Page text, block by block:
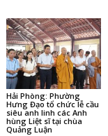
Hải Phòng: Phường
Hưng Đạo tổ chức lễ cầu
siêu anh linh các Anh
hùng Liệt sĩ tại chùa
Quảng Luận